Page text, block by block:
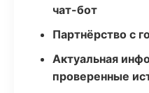
чат-бот
Партнёрство с
Актуальная
проверенные